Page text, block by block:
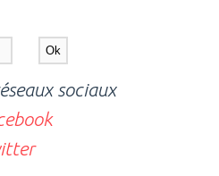
sociaux